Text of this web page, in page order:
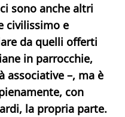
sono anche altri
civilissimo e
da quelli offerti
in parrocchie,
associative –, ma è
con
la propria parte.